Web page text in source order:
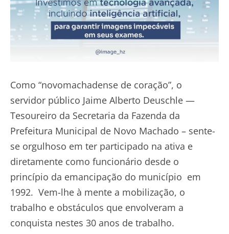
Como “novomachadense de coração”, o
servidor público Jaime Alberto Deuschle —
Tesoureiro da Secretaria da Fazenda da
Prefeitura Municipal de Novo Machado – sente-
se orgulhoso em ter participado na ativa e
diretamente como funcionário desde o
princípio da emancipação do município em
1992. Vem-lhe à mente a mobilização, o
trabalho e obstáculos que envolveram a
conquista nestes 30 anos de trabalho.